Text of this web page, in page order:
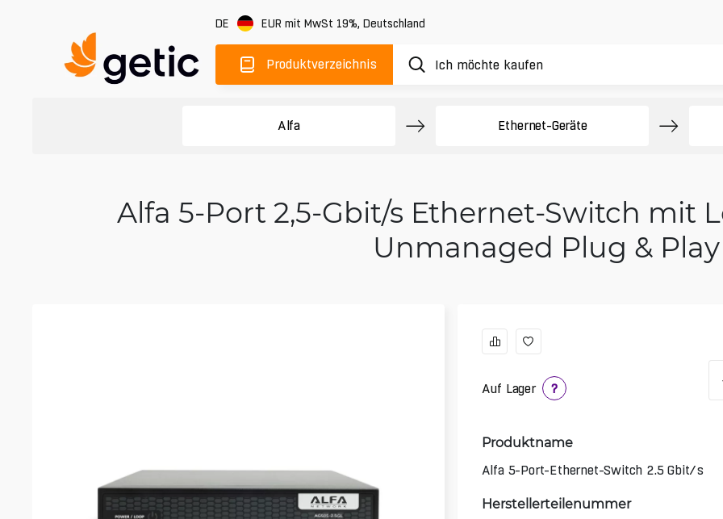
DE EUR mit MwSt 19%, Deutschland
Produktverzeichnis
Alfa Ethernet-Geräte
Alfa 5-Port 2,5-Gbit/s Ethernet-Switch mit
Unmanaged Plug & Play
Auf Lager ?
Produktname
Alfa 5-Port-Ethernet-Switch 2.5 Gbit/s
Herstellerteilenummer